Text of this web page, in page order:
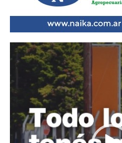
Reproductor
de
vídeo